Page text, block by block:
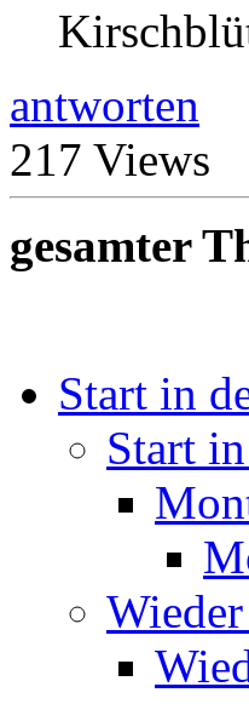
antworten
217 Views
gesamter
Start in
Start